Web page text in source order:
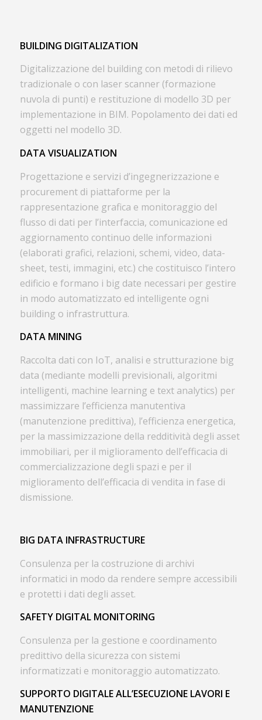
BUILDING DIGITALIZATION
Digitalizzazione del building con metodi di rilievo
tradizionale o con laser scanner (formazione
nuvola di punti) e restituzione di modello 3D per
implementazione in BIM. Popolamento dei dati ed
oggetti nel modello 3D.
DATA VISUALIZATION
Progettazione e servizi d’ingegnerizzazione e
procurement di piattaforme per la
rappresentazione grafica e monitoraggio del
flusso di dati per l’interfaccia, comunicazione ed
aggiornamento continuo delle informazioni
(elaborati grafici, relazioni, schemi, video, data-
sheet, testi, immagini, etc.) che costituisco l’intero
edificio e formano i big date necessari per gestire
in modo automatizzato ed intelligente ogni
building o infrastruttura.
DATA MINING
Raccolta dati con IoT, analisi e strutturazione big
data (mediante modelli previsionali, algoritmi
intelligenti, machine learning e text analytics) per
massimizzare l’efficienza manutentiva
(manutenzione predittiva), l’efficienza energetica,
per la massimizzazione della redditività degli asset
immobiliari, per il miglioramento dell’efficacia di
commercializzazione degli spazi e per il
miglioramento dell’efficacia di vendita in fase di
dismissione.
BIG DATA INFRASTRUCTURE
Consulenza per la costruzione di archivi
informatici in modo da rendere sempre accessibili
e protetti i dati degli asset.
SAFETY DIGITAL MONITORING
Consulenza per la gestione e coordinamento
predittivo della sicurezza con sistemi
informatizzati e monitoraggio automatizzato.
SUPPORTO DIGITALE ALL’ESECUZIONE LAVORI E
MANUTENZIONE